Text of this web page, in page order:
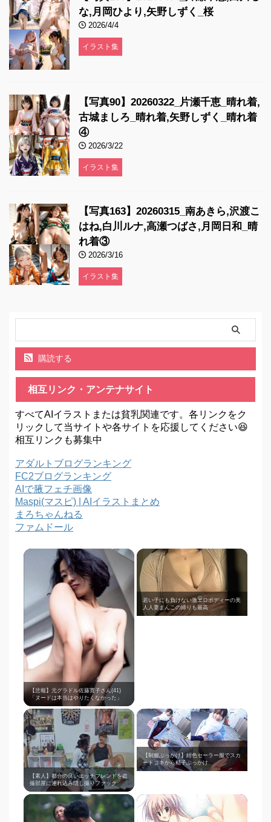
な,月岡ひより,矢野しずく_桜
2026/4/4
イラスト集
【写真90】20260322_片瀬千恵_晴れ着,
古城ましろ_晴れ着,矢野しずく_晴れ着
④
2026/3/22
イラスト集
【写真163】20260315_南あきら,沢渡こ
はね,白川ルナ,高瀬つばさ,月岡日和_晴
れ着③
2026/3/16
イラスト集
購読する
相互リンク・アンテナサイト
すべてAIイラストまたは貧乳関連です。各リンクをク
リックして当サイトや各サイトを応援してください😆
相互リンクも募集中
アダルトブログランキング
FC2ブログランキング
AIで腋フェチ画像
Maspi(マスピ) | AIイラストまとめ
まろちゃんねる
ファムドール
【悲報】元グラドル佐藤寛子さん(41)
「ヌードは本当はやりたくなかった」
若い子にも負けない激エロボディーの美
人人妻まんこの締りも最高
【素人】都合の良いエッチフレンドを盗
撮部屋に連れ込み隠し撮りファック
【制服ぶっかけ】紺色セーラー服でスカ
ートコキから精子ぶっかけ